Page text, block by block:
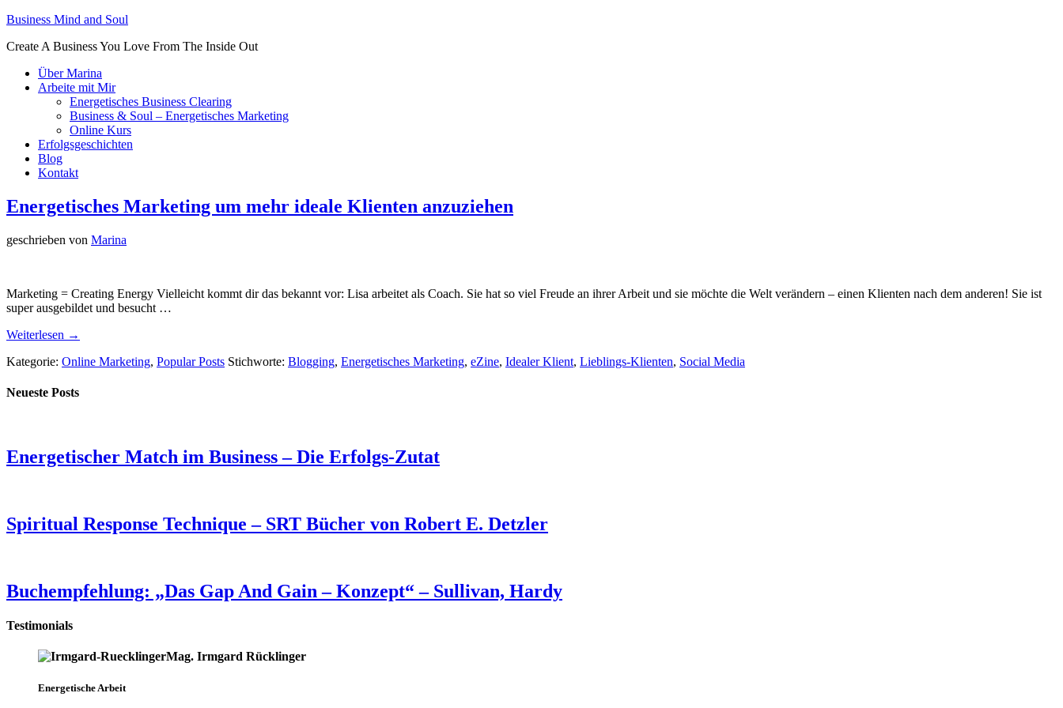
Business Mind and Soul
Create A Business You Love From The Inside Out
Über Marina
Arbeite mit Mir
Energetisches Business Clearing
Business & Soul – Energetisches Marketing
Online Kurs
Erfolgsgeschichten
Blog
Kontakt
Energetisches Marketing um mehr ideale Klienten anzuziehen
geschrieben von Marina
Marketing = Creating Energy Vielleicht kommt dir das bekannt vor: Lisa arbeitet als Coach. Sie hat so viel Freude an ihrer Arbeit und sie möchte die Welt verändern – einen Klienten nach dem anderen! Sie ist
super ausgebildet und besucht …
Weiterlesen →
Kategorie: Online Marketing, Popular Posts Stichworte: Blogging, Energetisches Marketing, eZine, Idealer Klient, Lieblings-Klienten, Social Media
Neueste Posts
Energetischer Match im Business – Die Erfolgs-Zutat
Spiritual Response Technique – SRT Bücher von Robert E. Detzler
Buchempfehlung: „Das Gap And Gain – Konzept“ – Sullivan, Hardy
Testimonials
Mag. Irmgard Rücklinger
Energetische Arbeit